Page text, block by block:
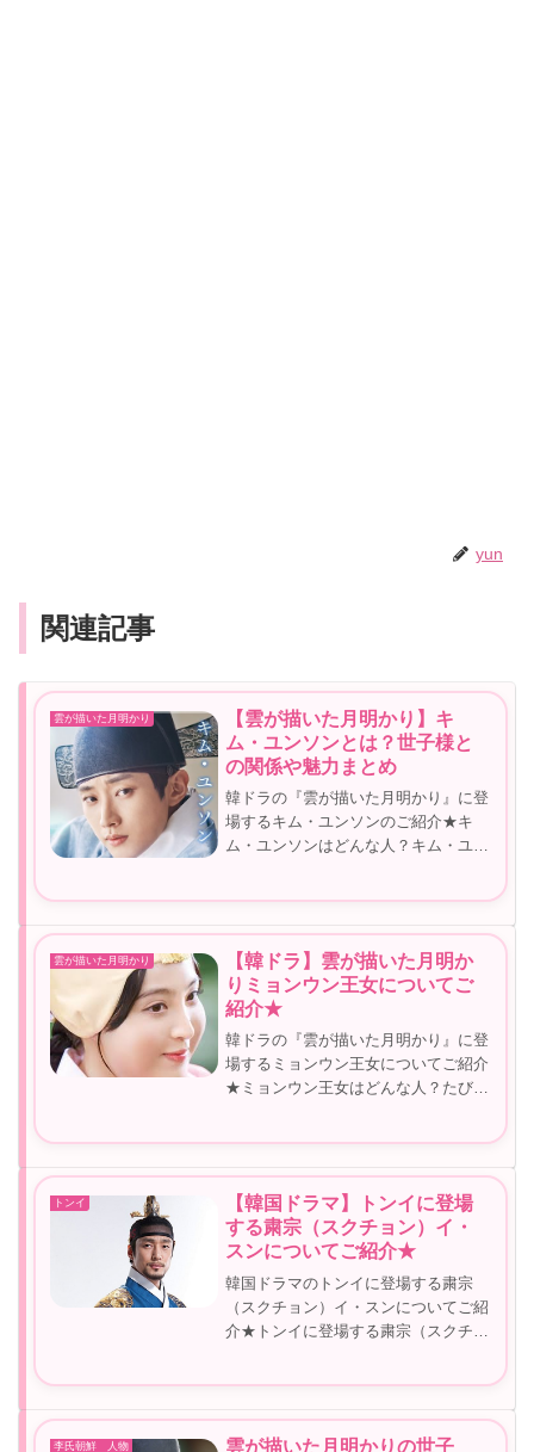
yun
関連記事
雲が描いた月明かり
【雲が描いた月明かり】キ
ム・ユンソンとは？世子様と
の関係や魅力まとめ
韓ドラの『雲が描いた月明かり』に登
場するキム・ユンソンのご紹介★キ
ム・ユンソンはどんな人？キム・ユン
た月明かり キム・ユンソンについ
て...
雲が描いた月明かり
【韓ドラ】雲が描いた月明か
りミョンウン王女についてご
紹介★
韓ドラの『雲が描いた月明かり』に登
場するミョンウン王女についてご紹介
★ミョンウン王女はどんな人？たびた
かり ミョンウン王女につい...
トンイ
【韓国ドラマ】トンイに登場
する粛宗（スクチョン）イ・
スンについてご紹介★
韓国ドラマのトンイに登場する粛宗
（スクチョン）イ・スンについてご紹
介★トンイに登場する粛宗（スクチョ
らみた人間関係などもご紹介！ドラマ
李氏朝鮮 人物
雲が描いた月明かりの世子